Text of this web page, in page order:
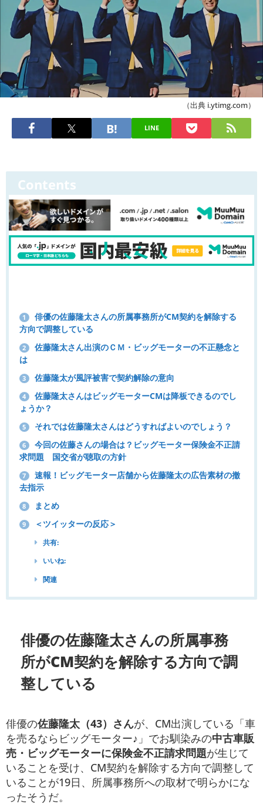
（出典 i.ytimg.com）
LINE
Contents
1
俳優の佐藤隆太さんの所属事務所がCM契約を解除する
方向で調整している
2
佐藤隆太さん出演のＣＭ・ビッグモーターの不正懸念と
は
3 佐藤隆太が風評被害で契約解除の意向
4
佐藤隆太さんはビッグモーターCMは降板できるのでし
ょうか？
5 それでは佐藤隆太さんはどうすればよいのでしょう？
6
今回の佐藤さんの場合は？ビッグモーター保険金不正請
求問題 国交省が聴取の方針
7
速報！ビッグモーター店舗から佐藤隆太の広告素材の撤
去指示
8 まとめ
9 ＜ツイッターの反応＞
共有:
いいね:
関連
俳優の佐藤隆太さんの所属事務
所がCM契約を解除する方向で調
整している
俳優の佐藤隆太（43）さんが、CM出演している「車
を売るならビッグモーター♪」でお馴染みの中古車販
売・ビッグモーターに保険金不正請求問題が生じて
いることを受け、CM契約を解除する方向で調整して
いることが19日、所属事務所への取材で明らかにな
ったそうだ。